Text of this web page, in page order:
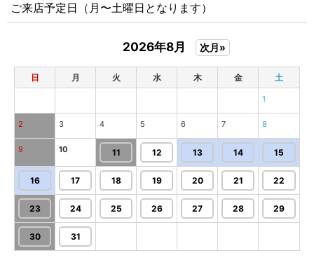
ご来店予定日（月〜土曜日となります）
2026年8月 次月»
日 月 火 水 木 金 土
1
2 3 4 5 6 7 8
9 10 11 12 13 14 15
16 17 18 19 20 21 22
23 24 25 26 27 28 29
30 31